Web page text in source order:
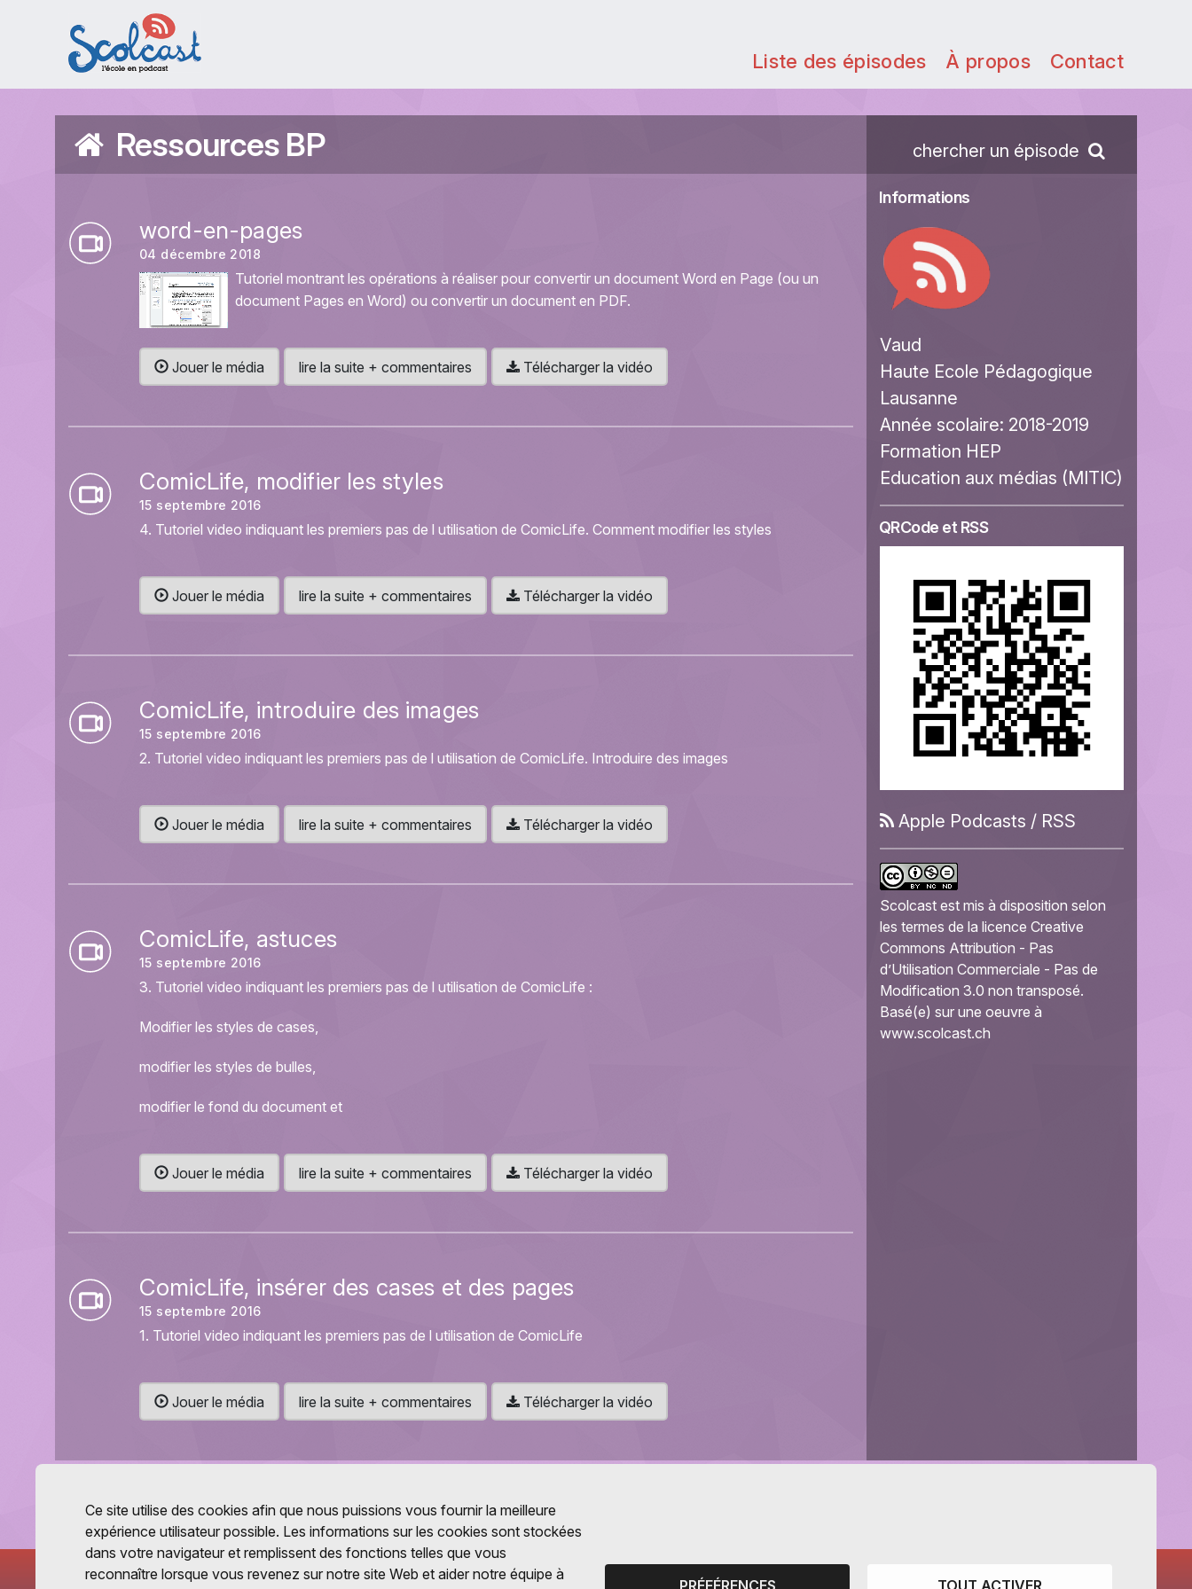
Aller au contenu principal
Liste des épisodes À propos Contact
Ressources BP chercher un épisode
word-en-pages
04 décembre 2018
Tutoriel montrant les opérations à réaliser pour convertir un document Word en Page (ou un
document Pages en Word) ou convertir un document en PDF.
Jouer le média lire la suite + commentaires Télécharger la vidéo
ComicLife, modifier les styles
15 septembre 2016
4. Tutoriel video indiquant les premiers pas de l utilisation de ComicLife. Comment modifier les styles
Jouer le média lire la suite + commentaires Télécharger la vidéo
ComicLife, introduire des images
15 septembre 2016
2. Tutoriel video indiquant les premiers pas de l utilisation de ComicLife. Introduire des images
Jouer le média lire la suite + commentaires Télécharger la vidéo
ComicLife, astuces
15 septembre 2016
3. Tutoriel video indiquant les premiers pas de l utilisation de ComicLife :
Modifier les styles de cases,
modifier les styles de bulles,
modifier le fond du document et
Jouer le média lire la suite + commentaires Télécharger la vidéo
ComicLife, insérer des cases et des pages
15 septembre 2016
1. Tutoriel video indiquant les premiers pas de l utilisation de ComicLife
Jouer le média lire la suite + commentaires Télécharger la vidéo
Informations
Vaud
Haute Ecole Pédagogique
Lausanne
Année scolaire: 2018-2019
Formation HEP
Education aux médias (MITIC)
QRCode et RSS
Apple Podcasts / RSS
Scolcast est mis à disposition selon
les termes de la licence Creative
Commons Attribution - Pas
d’Utilisation Commerciale - Pas de
Modification 3.0 non transposé.
Basé(e) sur une oeuvre à
www.scolcast.ch
Ce site utilise des cookies afin que nous puissions vous fournir la meilleure
expérience utilisateur possible. Les informations sur les cookies sont stockées
dans votre navigateur et remplissent des fonctions telles que vous
reconnaître lorsque vous revenez sur notre site Web et aider notre équipe à